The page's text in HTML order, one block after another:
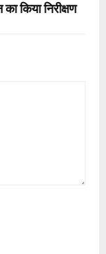
किया निरीक्षण